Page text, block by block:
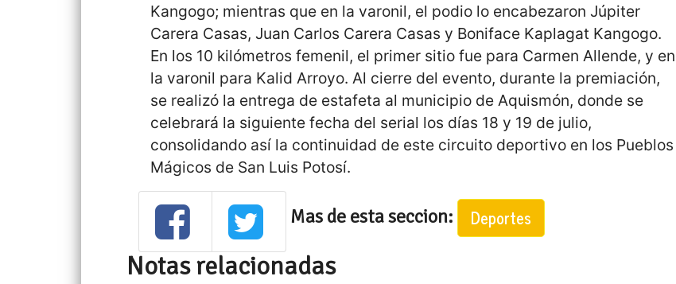
Kangogo; mientras que en la varonil, el podio lo encabezaron Júpiter
Carera Casas, Juan Carlos Carera Casas y Boniface Kaplagat Kangogo.
En los 10 kilómetros femenil, el primer sitio fue para Carmen Allende, y en
la varonil para Kalid Arroyo. Al cierre del evento, durante la premiación,
se realizó la entrega de estafeta al municipio de Aquismón, donde se
celebrará la siguiente fecha del serial los días 18 y 19 de julio,
consolidando así la continuidad de este circuito deportivo en los Pueblos
Mágicos de San Luis Potosí.
Mas de esta seccion: Deportes
Notas relacionadas